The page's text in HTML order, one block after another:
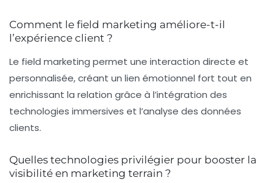
Comment le field marketing améliore-t-il
l’expérience client ?
Le field marketing permet une interaction directe et
personnalisée, créant un lien émotionnel fort tout en
enrichissant la relation grâce à l’intégration des
technologies immersives et l’analyse des données
clients.
Quelles technologies privilégier pour booster la
visibilité en marketing terrain ?